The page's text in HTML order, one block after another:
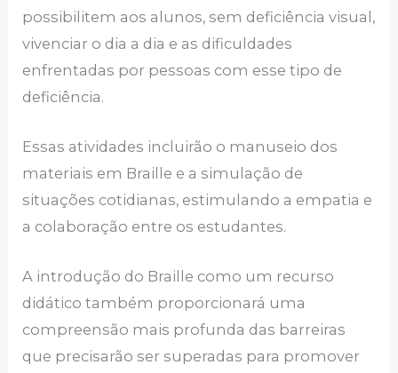
possibilitem aos alunos, sem deficiência visual,
vivenciar o dia a dia e as dificuldades
enfrentadas por pessoas com esse tipo de
deficiência.
Essas atividades incluirão o manuseio dos
materiais em Braille e a simulação de
situações cotidianas, estimulando a empatia e
a colaboração entre os estudantes.
A introdução do Braille como um recurso
didático também proporcionará uma
compreensão mais profunda das barreiras
que precisarão ser superadas para promover